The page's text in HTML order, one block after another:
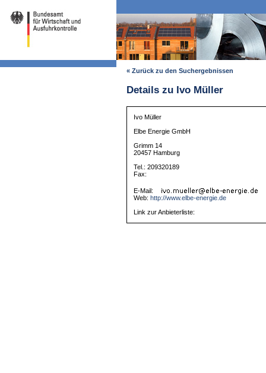
« Zurück zu den Suchergebnissen
Details zu Ivo Müller
Ivo Müller
Elbe Energie GmbH
Grimm 14
20457 Hamburg
Tel.: 209320189
Fax:
E-Mail:
Web: http://www.elbe-energie.de
Link zur Anbieterliste: